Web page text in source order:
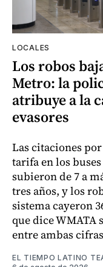
LOCALES
Los robos
Metro: la
atribuye a la
evasores
Las citaciones
tarifa en los
subieron de 7 a
tres años, y los
sistema cayeron
que dice WMATA
entre ambas
EL TIEMPO LATINO